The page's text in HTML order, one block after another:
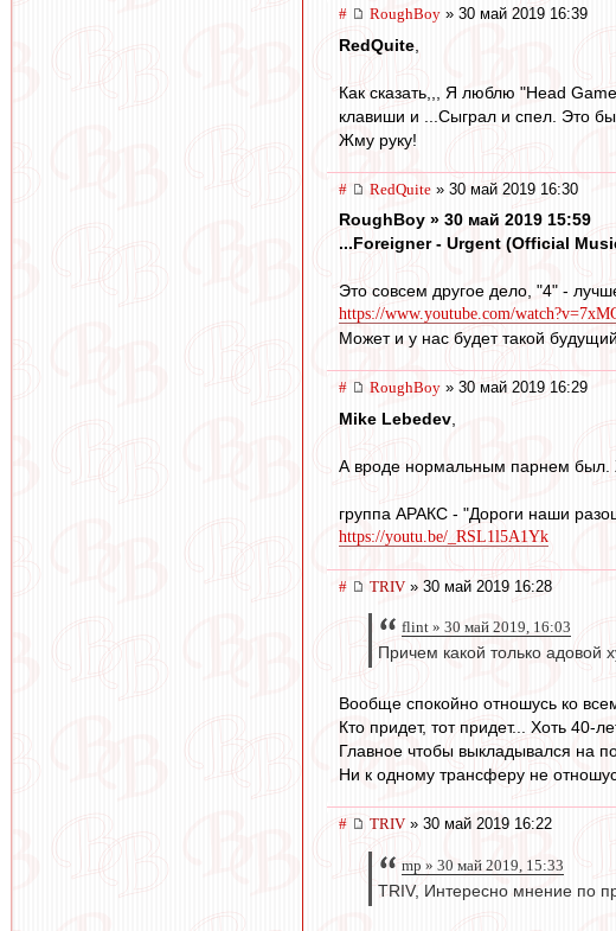
# RoughBoy » 30 май 2019 16:39
RedQuite
Как сказать,,, Я люблю "Head
клавиши и ...Сыграл и спел. Это
Жму руку!
# RedQuite » 30 май 2019 16:30
RoughBoy » 30 май 2019 15:59
...Foreigner - Urgent (Official
Это совсем другое дело, "4" -
https://www.youtube.com/
Может и у нас будет такой
# RoughBoy » 30 май 2019 16:29
Mike Lebedev
А вроде нормальным парнем был.
группа АРАКС - "Дороги наши
https://youtu.be/_RSL1l5A1Yk
# TRIV » 30 май 2019 16:28
flint » 30 май 2019, 16:03
Причем какой только адовой
Вообще спокойно отношусь ко
Кто придет, тот придет... Хоть 40-
Главное чтобы выкладывался на
Ни к одному трансферу не
# TRIV » 30 май 2019 16:22
mp » 30 май 2019, 15:33
TRIV, Интересно мнение по